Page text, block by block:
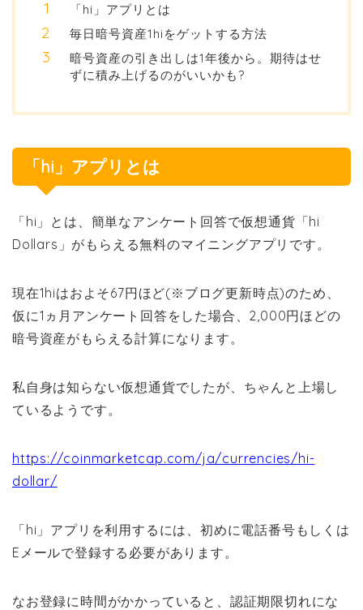
「hi」アプリとは
毎日暗号資産1hiをゲットする方法
暗号資産の引き出しは1年後から。期待はせ
ずに積み上げるのがいいかも?
「hi」アプリとは
「hi」とは、簡単なアンケート回答で仮想通貨「hi
Dollars」がもらえる無料のマイニングアプリです。
現在1hiはおよそ67円ほど(※ブログ更新時点)のため、
仮に1ヵ月アンケート回答をした場合、2,000円ほどの
暗号資産がもらえる計算になります。
私自身は知らない仮想通貨でしたが、ちゃんと上場し
ているようです。
https://coinmarketcap.com/ja/currencies/hi-
dollar/
「hi」アプリを利用するには、初めに電話番号もしくは
Eメールで登録する必要があります。
なお登録に時間がかかっていると、認証期限切れにな